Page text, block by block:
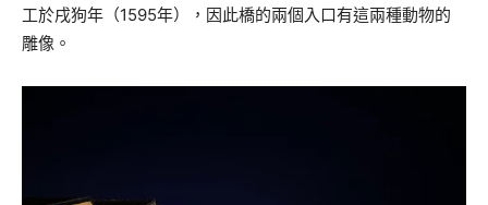
工於戌狗年（1595年），因此橋的兩個入口有這兩種動物的
雕像。